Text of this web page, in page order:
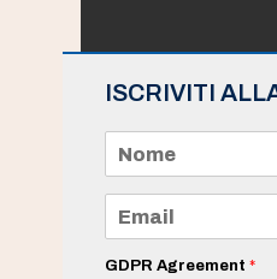
ISCRIVITI
m
e
a
iGDPR Agreement *